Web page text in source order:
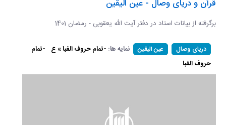
قرآن و دریای وصال - عین الیقین
برگرفته از بیانات استاد در دفتر آیت الله یعقوبی - رمضان 1401
دریای وصال عین الیقین نمایه ها: -تمام حروف الفبا » ع -تمام
حروف الفبا